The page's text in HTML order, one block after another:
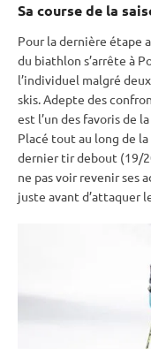
Sa course de la
Pour la dernière étape
du biathlon s’arrête à
l’individuel malgré
skis. Adepte des
est l’un des favoris de la
Placé tout au long de
dernier tirdebout (19/
ne pas voir revenir ses
juste avant d’attaquer